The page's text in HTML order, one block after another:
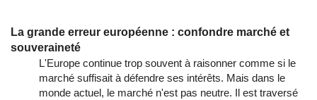
La grande erreur européenne : confondre marché et
souveraineté
L'Europe continue trop souvent à raisonner comme si le
marché suffisait à défendre ses intérêts. Mais dans le
monde actuel, le marché n'est pas neutre. Il est traversé